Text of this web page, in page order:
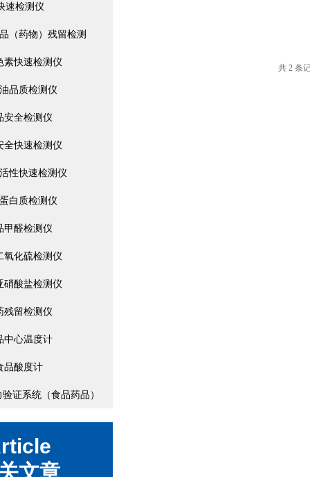
速检测仪
（药物）残留检测
素快速检测仪
品质检测仪
安全检测仪
全快速检测仪
性快速检测仪
白质检测仪
甲醛检测仪
氧化硫检测仪
硝酸盐检测仪
残留检测仪
中心温度计
品酸度计
证系统（食品药品）
文章
共 2 条